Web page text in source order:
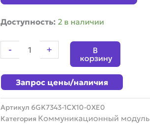
Доступность: 2 в наличии
-
Количество
Коммуникационный
процессор
6GK7343-
1CX10-
0XE0
+
В
корзину
Запрос цены/наличия
Артикул 6GK7343-1CX10-0XE0
Категория Коммуникационный модуль